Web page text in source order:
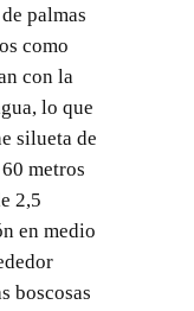
palmas
como
con la
lo que
silueta de
metros
2,5
en medio
boscosas